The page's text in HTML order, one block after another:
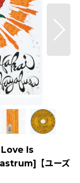
Love Is
【ユーズ